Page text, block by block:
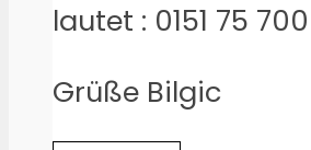
lautet : 0151 75 700
Grüße Bilgic